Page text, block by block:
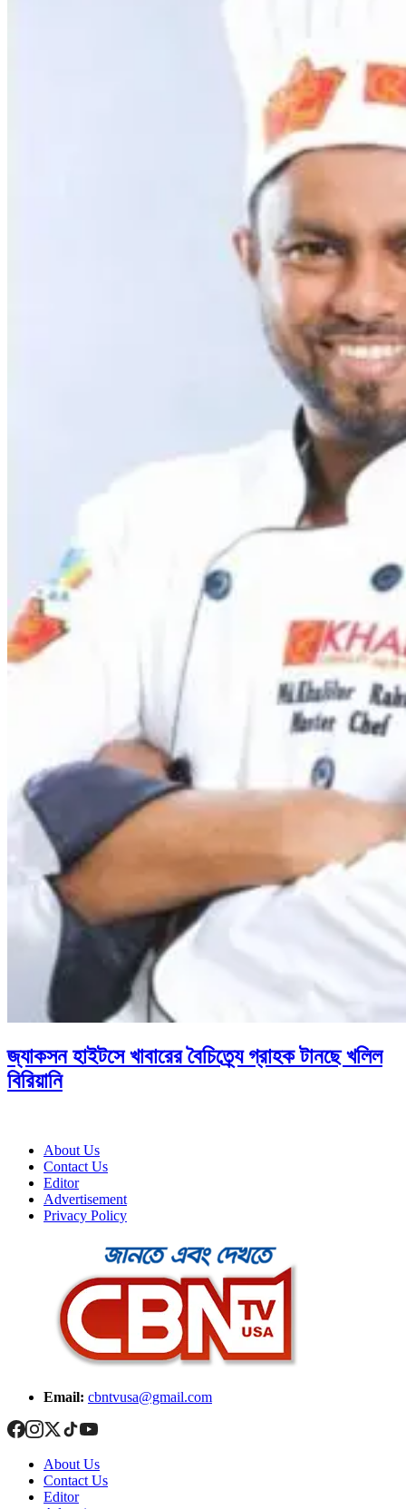
জ্যাকসন হাইটসে খাবারের বৈচিত্র্যে গ্রাহক টানছে খলিল
বিরিয়ানি
About Us
Contact Us
Editor
Advertisement
Privacy Policy
Email: cbntvusa@gmail.com
About Us
Contact Us
Editor